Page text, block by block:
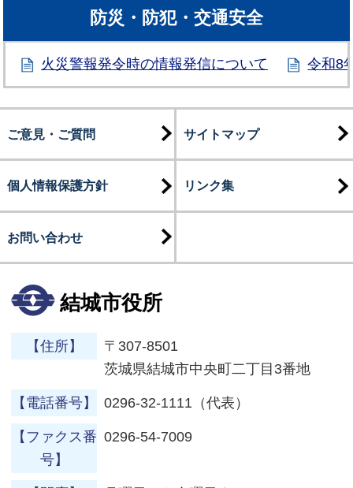
防災・防犯・交通安全
火災警報発令時の情報発信について 令和8
ご意見・ご質問 サイトマップ
個人情報保護方針 リンク集
お問い合わせ
結城市役所
【住所】
〒307-8501
茨城県結城市中央町二丁目3番地
【電話番号】 0296-32-1111（代表）
【ファクス番
号】
0296-54-7009